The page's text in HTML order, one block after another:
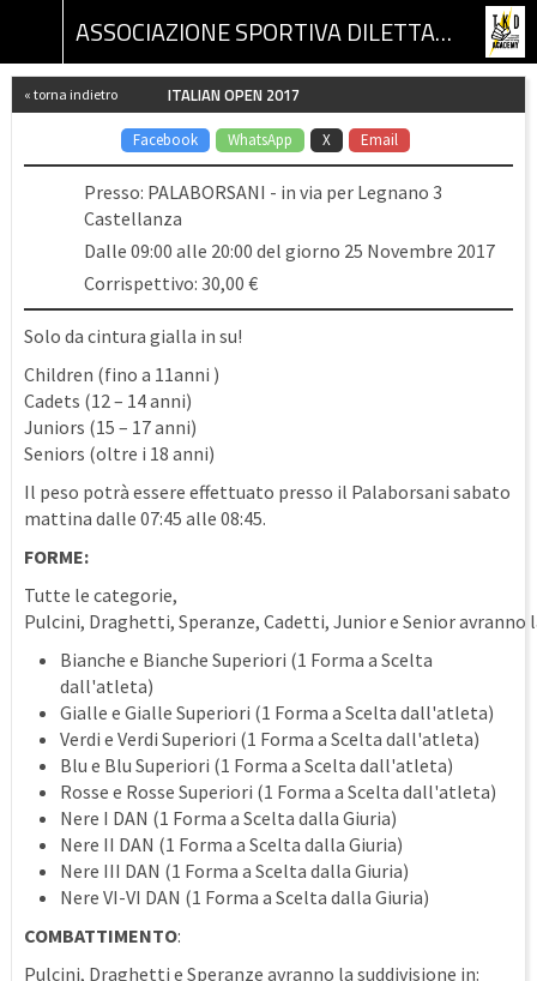
ASSOCIAZIONE SPORTIVA DILETTANTISTICA TKD ACADEMY
« torna indietro ITALIAN OPEN 2017
Facebook WhatsApp X Email
Presso: PALABORSANI - in via per Legnano 3
Castellanza
Dalle 09:00 alle 20:00 del giorno 25 Novembre 2017
Corrispettivo: 30,00 €
Solo da cintura gialla in su!
Children (fino a 11anni )
Cadets (12 – 14 anni)
Juniors (15 – 17 anni)
Seniors (oltre i 18 anni)
Il peso potrà essere effettuato presso il Palaborsani sabato
mattina dalle 07:45 alle 08:45.
FORME:
Tutte le categorie,
Pulcini, Draghetti, Speranze, Cadetti, Junior e Senior avranno
Bianche e Bianche Superiori (1 Forma a Scelta
dall'atleta)
Gialle e Gialle Superiori (1 Forma a Scelta dall'atleta)
Verdi e Verdi Superiori (1 Forma a Scelta dall'atleta)
Blu e Blu Superiori (1 Forma a Scelta dall'atleta)
Rosse e Rosse Superiori (1 Forma a Scelta dall'atleta)
Nere I DAN (1 Forma a Scelta dalla Giuria)
Nere II DAN (1 Forma a Scelta dalla Giuria)
Nere III DAN (1 Forma a Scelta dalla Giuria)
Nere VI-VI DAN (1 Forma a Scelta dalla Giuria)
COMBATTIMENTO:
Pulcini, Draghetti e Speranze avranno la suddivisione in: